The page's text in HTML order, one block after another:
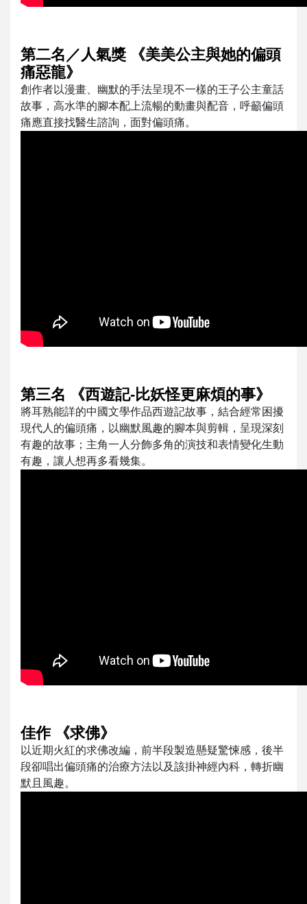
第二名／人氣獎 《美美公主與她的偏頭
痛惡龍》
創作者以漫畫、幽默的手法呈現不一樣的王子公主童話
故事，高水準的腳本配上流暢的動畫與配音，呼籲偏頭
痛應直接找醫生諮詢，面對偏頭痛。
第三名 《西遊記-比妖怪更麻煩的事》
將耳熟能詳的中國文學作品西遊記故事，結合經常困擾
現代人的偏頭痛，以幽默風趣的腳本與剪輯，呈現深刻
有趣的故事；主角一人分飾多角的演技和表情變化生動
有趣，讓人想再多看幾集。
佳作 《求佛》
以近期火紅的求佛改編，前半段製造懸疑驚悚感，後半
段卻唱出偏頭痛的治療方法以及該掛神經內科，轉折幽
默且風趣。